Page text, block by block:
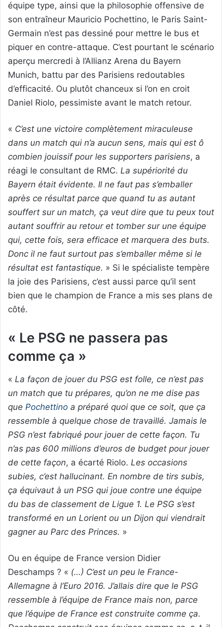
équipe type, ainsi que la philosophie offensive de
son entraîneur Mauricio Pochettino, le Paris Saint-
Germain n’est pas dessiné pour mettre le bus et
piquer en contre-attaque. C’est pourtant le scénario
aperçu mercredi à l’Allianz Arena du Bayern
Munich, battu par des Parisiens redoutables
d’efficacité. Ou plutôt chanceux si l’on en croit
Daniel Riolo, pessimiste avant le match retour.
« C’est une victoire complètement miraculeuse
dans un match qui n’a aucun sens, mais qui est ô
combien jouissif pour les supporters parisiens, a
réagi le consultant de RMC. La supériorité du
Bayern était évidente. Il ne faut pas s’emballer
après ce résultat parce que quand tu as autant
souffert sur un match, ça veut dire que tu peux tout
autant souffrir au retour et tomber sur une équipe
qui, cette fois, sera efficace et marquera des buts.
Donc il ne faut surtout pas s’emballer même si le
résultat est fantastique. » Si le spécialiste tempère
la joie des Parisiens, c’est aussi parce qu’il sent
bien que le champion de France a mis ses plans de
côté.
« Le PSG ne passera pas
comme ça »
« La façon de jouer du PSG est folle, ce n’est pas
un match que tu prépares, qu’on ne me dise pas
que Pochettino a préparé quoi que ce soit, que ça
ressemble à quelque chose de travaillé. Jamais le
PSG n’est fabriqué pour jouer de cette façon. Tu
n’as pas 600 millions d’euros de budget pour jouer
de cette façon, a écarté Riolo. Les occasions
subies, c’est hallucinant. En nombre de tirs subis,
ça équivaut à un PSG qui joue contre une équipe
du bas de classement de Ligue 1. Le PSG s’est
transformé en un Lorient ou un Dijon qui viendrait
gagner au Parc des Princes. »
Ou en équipe de France version Didier
Deschamps ? « (…) C’est un peu le France-
Allemagne à l’Euro 2016. J’allais dire que le PSG
ressemble à l’équipe de France mais non, parce
que l’équipe de France est construite comme ça.